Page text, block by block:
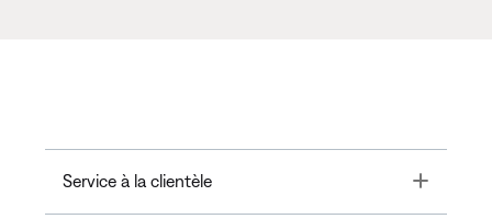
Service à la clientèle Toggle